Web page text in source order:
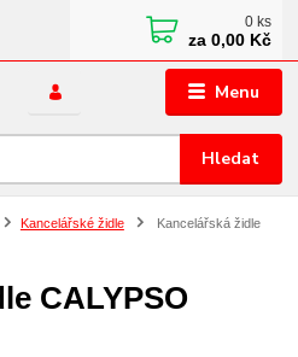
Menu
Hledat
0 ks
za 0,00 Kč
Kancelářské židle
Kancelářská židle
CALYPSO